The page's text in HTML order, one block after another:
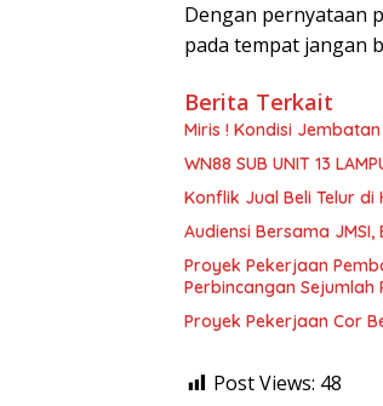
Dengan pernyataan
pada tempat jangan
Berita Terkait
Miris ! Kondisi
WN88 SUB UNIT 13
Konflik Jual Beli Telur di
Audiensi Bersama
Proyek Pekerjaan
Perbincangan Sejumlah
Proyek Pekerjaan Cor
Post Views: 48